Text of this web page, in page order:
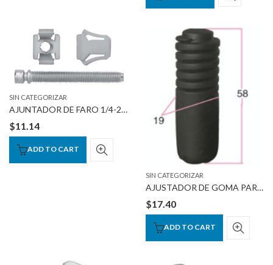
SIN CATEGORIZAR
AJUNTADOR DE FARO 1/4-28 x2″
$11.14
ADD TO CART
SIN CATEGORIZAR
AJUSTADOR DE GOMA PARA COFRE 58 X 19mm
$17.40
ADD TO CART